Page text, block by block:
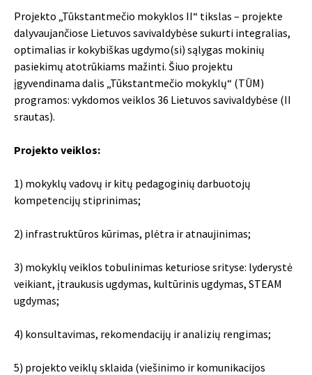
Projekto „Tūkstantmečio mokyklos II“ tikslas – projekte
dalyvaujančiose Lietuvos savivaldybėse sukurti integralias,
optimalias ir kokybiškas ugdymo(si) sąlygas mokinių
pasiekimų atotrūkiams mažinti. Šiuo projektu
įgyvendinama dalis „Tūkstantmečio mokyklų“ (TŪM)
programos: vykdomos veiklos 36 Lietuvos savivaldybėse (II
srautas).
Projekto veiklos:
1) mokyklų vadovų ir kitų pedagoginių darbuotojų
kompetencijų stiprinimas;
2) infrastruktūros kūrimas, plėtra ir atnaujinimas;
3) mokyklų veiklos tobulinimas keturiose srityse: lyderystė
veikiant, įtraukusis ugdymas, kultūrinis ugdymas, STEAM
ugdymas;
4) konsultavimas, rekomendacijų ir analizių rengimas;
5) projekto veiklų sklaida (viešinimo ir komunikacijos